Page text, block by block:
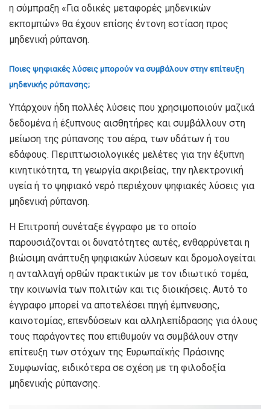
η σύμπραξη «Για οδικές μεταφορές μηδενικών
εκπομπών» θα έχουν επίσης έντονη εστίαση προς
μηδενική ρύπανση.
Ποιες ψηφιακές λύσεις μπορούν να συμβάλουν στην επίτευξη
μηδενικής ρύπανσης;
Υπάρχουν ήδη πολλές λύσεις που χρησιμοποιούν μαζικά
δεδομένα ή έξυπνους αισθητήρες και συμβάλλουν στη
μείωση της ρύπανσης του αέρα, των υδάτων ή του
εδάφους. Περιπτωσιολογικές μελέτες για την έξυπνη
κινητικότητα, τη γεωργία ακριβείας, την ηλεκτρονική
υγεία ή το ψηφιακό νερό περιέχουν ψηφιακές λύσεις για
μηδενική ρύπανση.
Η Επιτροπή συνέταξε έγγραφο με το οποίο
παρουσιάζονται οι δυνατότητες αυτές, ενθαρρύνεται η
βιώσιμη ανάπτυξη ψηφιακών λύσεων και δρομολογείται
η ανταλλαγή ορθών πρακτικών με τον ιδιωτικό τομέα,
την κοινωνία των πολιτών και τις διοικήσεις. Αυτό το
έγγραφο μπορεί να αποτελέσει πηγή έμπνευσης,
καινοτομίας, επενδύσεων και αλληλεπίδρασης για όλους
τους παράγοντες που επιθυμούν να συμβάλουν στην
επίτευξη των στόχων της Ευρωπαϊκής Πράσινης
Συμφωνίας, ειδικότερα σε σχέση με τη φιλοδοξία
μηδενικής ρύπανσης.